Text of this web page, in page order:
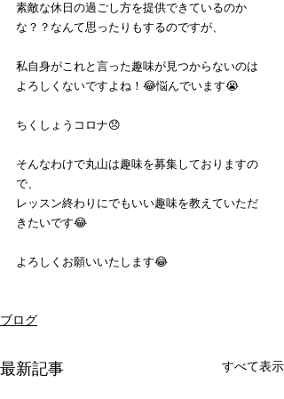
素敵な休日の過ごし方を提供できているのか
な？？なんて思ったりもするのですが、
私自身がこれと言った趣味が見つからないのは
よろしくないですよね！😂悩んでいます😭
ちくしょうコロナ😞
そんなわけで丸山は趣味を募集しておりますの
で、
レッスン終わりにでもいい趣味を教えていただ
きたいです😂
よろしくお願いいたします😂
ブログ
最新記事 すべて表示